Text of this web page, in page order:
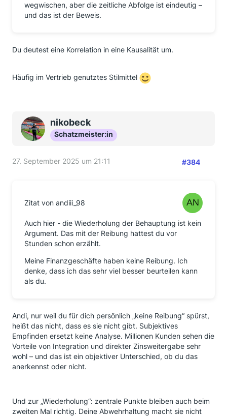
wegwischen, aber die zeitliche Abfolge ist eindeutig –
und das ist der Beweis.
Du deutest eine Korrelation in eine Kausalität um.
Häufig im Vertrieb genutztes Stilmittel
nikobeck
Schatzmeister:in
27. September 2025 um 21:11 #384
Zitat von andiii_98
Auch hier - die Wiederholung der Behauptung ist kein
Argument. Das mit der Reibung hattest du vor
Stunden schon erzählt.
Meine Finanzgeschäfte haben keine Reibung. Ich
denke, dass ich das sehr viel besser beurteilen kann
als du.
Andi, nur weil du für dich persönlich „keine Reibung“ spürst,
heißt das nicht, dass es sie nicht gibt. Subjektives
Empfinden ersetzt keine Analyse. Millionen Kunden sehen die
Vorteile von Integration und direkter Zinsweitergabe sehr
wohl – und das ist ein objektiver Unterschied, ob du das
anerkennst oder nicht.
Und zur „Wiederholung“: zentrale Punkte bleiben auch beim
zweiten Mal richtig. Deine Abwehrhaltung macht sie nicht